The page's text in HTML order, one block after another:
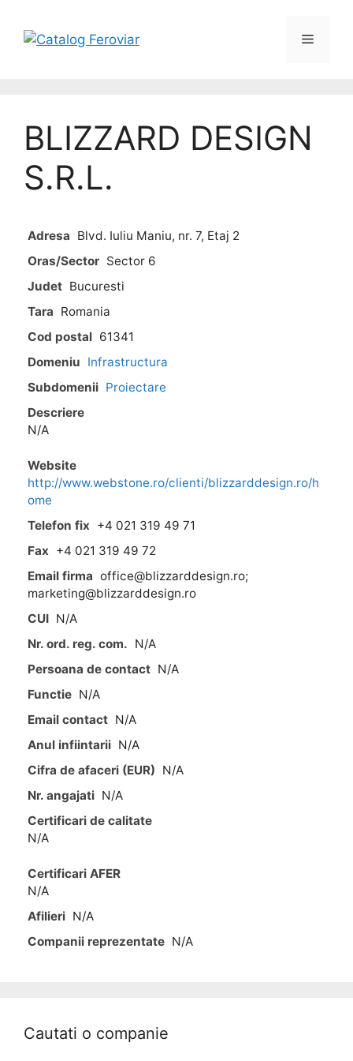
BLIZZARD DESIGN
S.R.L.
Adresa Blvd. Iuliu Maniu, nr. 7, Etaj 2
Oras/Sector Sector 6
Judet Bucuresti
Tara Romania
Cod postal 61341
Domeniu Infrastructura
Subdomenii Proiectare
Descriere
N/A
Website
http://www.webstone.ro/clienti/blizzarddesign.ro/h
ome
Telefon fix +4 021 319 49 71
Fax +4 021 319 49 72
Email firma office@blizzarddesign.ro;
marketing@blizzarddesign.ro
CUI N/A
Nr. ord. reg. com. N/A
Persoana de contact N/A
Functie N/A
Email contact N/A
Anul infiintarii N/A
Cifra de afaceri (EUR) N/A
Nr. angajati N/A
Certificari de calitate
N/A
Certificari AFER
N/A
Afilieri N/A
Companii reprezentate N/A
Cautati o companie